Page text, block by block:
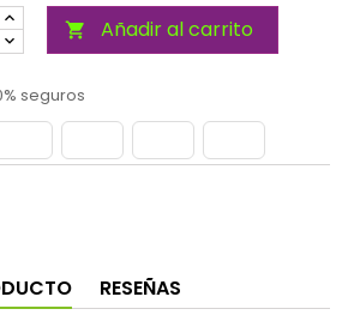
 Añadir al carrito
seguros
RESEÑAS